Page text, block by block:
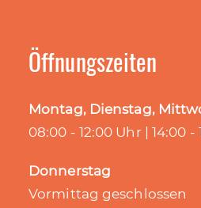
Öffnungszeiten
Montag, Dienstag,
08:00 - 12:00 Uhr | 14:00 -
Donnerstag
Vormittag geschlossen